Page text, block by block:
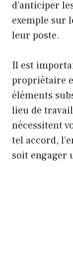
d’anticiper
exemple sur
leur poste.
Il est
propriétaire
éléments
lieu de
nécessitent
tel accord,
soit engager